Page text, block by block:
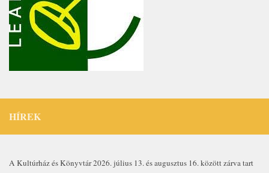
HÍREK
A Kultúrház és Könyvtár 2026. július 13. és augusztus 16. között zárva tart